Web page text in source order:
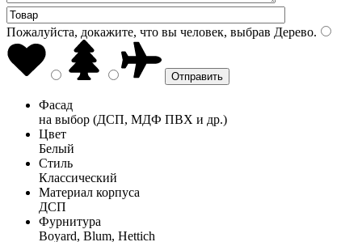
Пожалуйста, докажите, что вы человек, выбрав Дерево.
Фасад
на выбор (ДСП, МДФ ПВХ и др.)
Цвет
Белый
Стиль
Классический
Материал корпуса
ДСП
Фурнитура
Boyard, Blum, Hettich